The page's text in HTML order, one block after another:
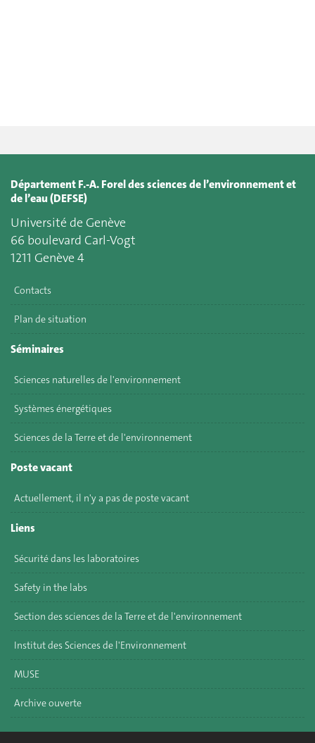
Département F.-A. Forel des sciences de l’environnement et
de l’eau (DEFSE)
Université de Genève
66 boulevard Carl-Vogt
1211 Genève 4
Contacts
Plan de situation
Séminaires
Sciences naturelles de l'environnement
Systèmes énergétiques
Sciences de la Terre et de l'environnement
Poste vacant
Actuellement, il n'y a pas de poste vacant
Liens
Sécurité dans les laboratoires
Safety in the labs
Section des sciences de la Terre et de l'environnement
Institut des Sciences de l'Environnement
MUSE
Archive ouverte